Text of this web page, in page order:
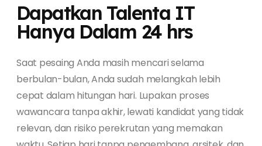
Dapatkan Talenta IT
Hanya Dalam 24 hrs
Saat pesaing Anda masih mencari selama
berbulan-bulan, Anda sudah melangkah lebih
cepat dalam hitungan hari. Lupakan proses
wawancara tanpa akhir, lewati kandidat yang tidak
relevan, dan risiko perekrutan yang memakan